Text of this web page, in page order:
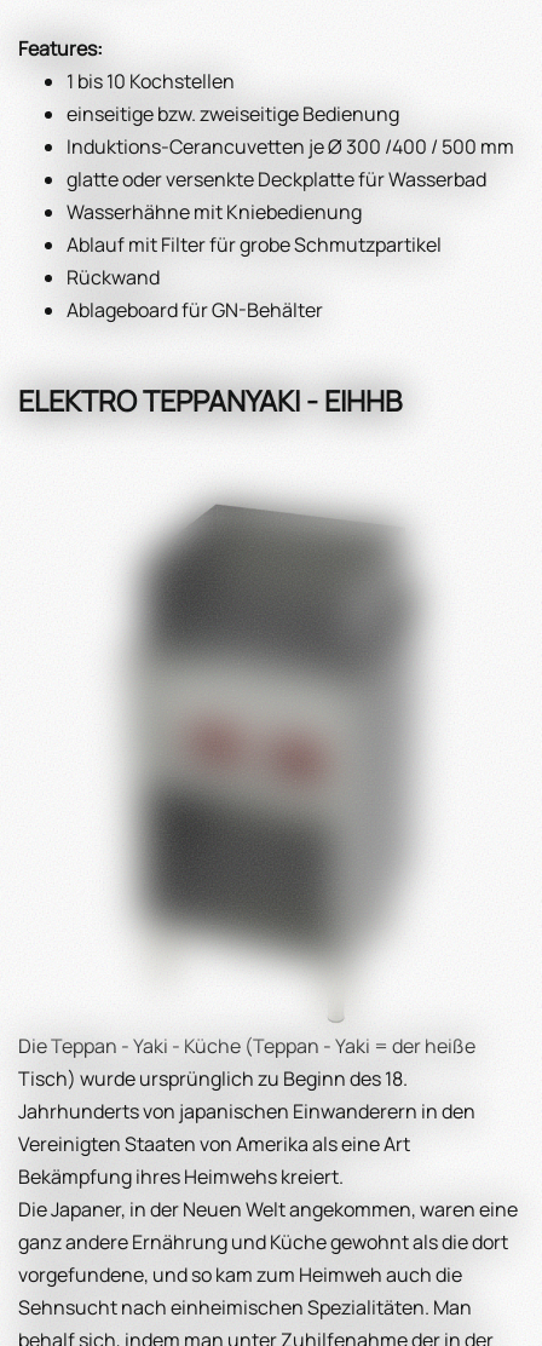
Features:
1 bis 10 Kochstellen
einseitige bzw. zweiseitige Bedienung
Induktions-Cerancuvetten je Ø 300 /400 / 500 mm
glatte oder versenkte Deckplatte für Wasserbad
Wasserhähne mit Kniebedienung
Ablauf mit Filter für grobe Schmutzpartikel
Rückwand
Ablageboard für GN-Behälter
ELEKTRO TEPPANYAKI - EIHHB
Die Teppan - Yaki - Küche (Teppan - Yaki = der heiße
Tisch) wurde ursprünglich zu Beginn des 18.
Jahrhunderts von japanischen Einwanderern in den
Vereinigten Staaten von Amerika als eine Art
Bekämpfung ihres Heimwehs kreiert.
Die Japaner, in der Neuen Welt angekommen, waren eine
ganz andere Ernährung und Küche gewohnt als die dort
vorgefundene, und so kam zum Heimweh auch die
Sehnsucht nach einheimischen Spezialitäten. Man
behalf sich, indem man unter Zuhilfenahme der in der